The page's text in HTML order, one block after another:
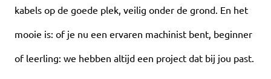
kabels op de goede plek, veilig onder de grond. En het
mooie is: of je nu een ervaren machinist bent, beginner
of leerling: we hebben altijd een project dat bij jou past.